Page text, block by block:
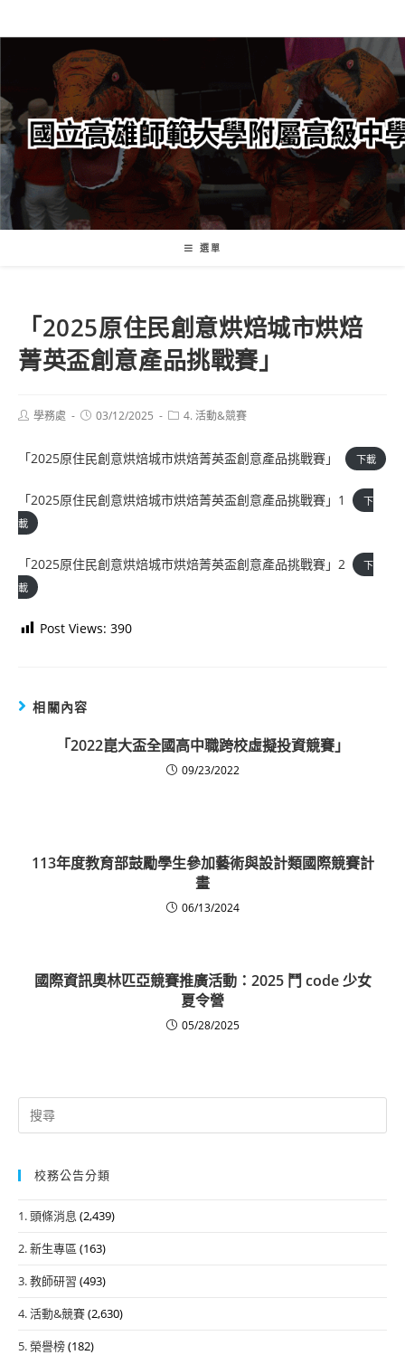
轉
要
內
容
選單
「2025原住民創意烘焙城市烘焙
菁英盃創意產品挑戰賽」
Post學務處
Post03/12/2025
Post4. 活動&競賽
「2025原住民創意烘焙城市烘焙菁英盃創意產品挑戰賽」 下載
「2025原住民創意烘焙城市烘焙菁英盃創意產品挑戰賽」1
下
載
「2025原住民創意烘焙城市烘焙菁英盃創意產品挑戰賽」2
下
載
Post Views: 390
相關內容
「2022崑大盃全國高中職跨校虛擬投資競賽」
09/23/2022
113年度教育部鼓勵學生參加藝術與設計類國際競賽計
畫
06/13/2024
國際資訊奧林匹亞競賽推廣活動：2025 鬥 code 少女
夏令營
05/28/2025
Search
for:
校務公告分類
1. 頭條消息 (2,439)
2. 新生專區 (163)
3. 教師研習 (493)
4. 活動&競賽(2,630)
5. 榮譽榜(182)